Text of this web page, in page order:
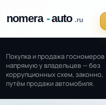
Покупка и продажа госномеров
напрямую у владельцев — без
коррупционных схем, законно,
путём продажи автомобиля.